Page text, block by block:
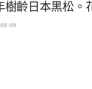
樹齡日本黑松。
09